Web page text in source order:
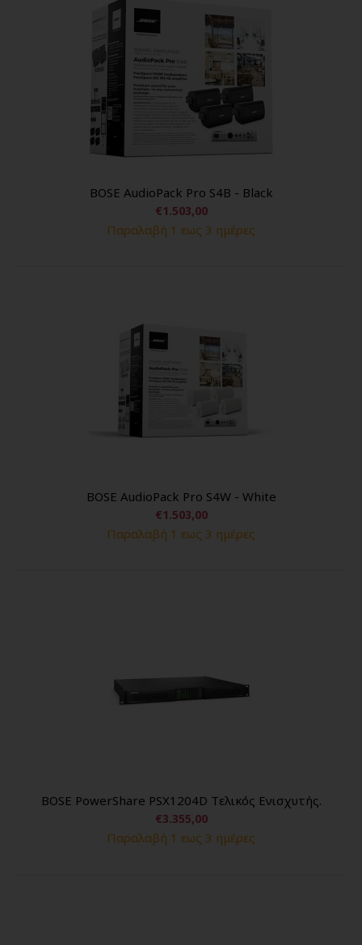
BOSE AudioPack Pro S4B - Black
€1.503,00
Παραλαβή 1 εως 3 ημέρες
BOSE AudioPack Pro S4W - White
€1.503,00
Παραλαβή 1 εως 3 ημέρες
BOSE PowerShare PSX1204D Tελικός Eνισχυτής.
€3.355,00
Παραλαβή 1 εως 3 ημέρες